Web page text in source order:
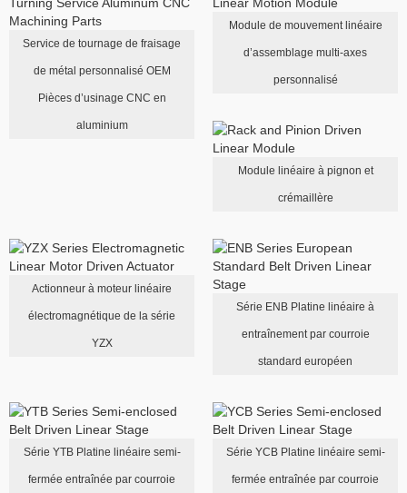
Service de tournage de fraisage
de métal personnalisé OEM
Pièces d’usinage CNC en
aluminium
Module de mouvement linéaire
d’assemblage multi-axes
personnalisé
Module linéaire à pignon et
crémaillère
Actionneur à moteur linéaire
électromagnétique de la série
YZX
Série ENB Platine linéaire à
entraînement par courroie
standard européen
Série YTB Platine linéaire semi-
fermée entraînée par courroie
Série YCB Platine linéaire semi-
fermée entraînée par courroie